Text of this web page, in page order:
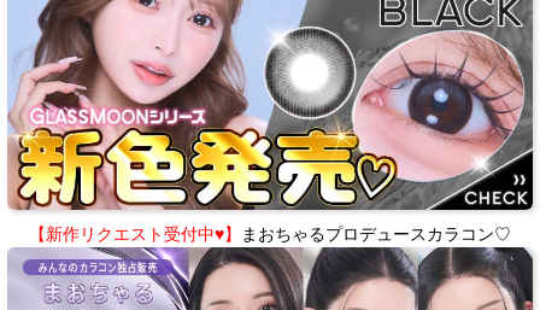
【新作リクエスト受付中♥】 まおちゃるプロデュースカラコン♡